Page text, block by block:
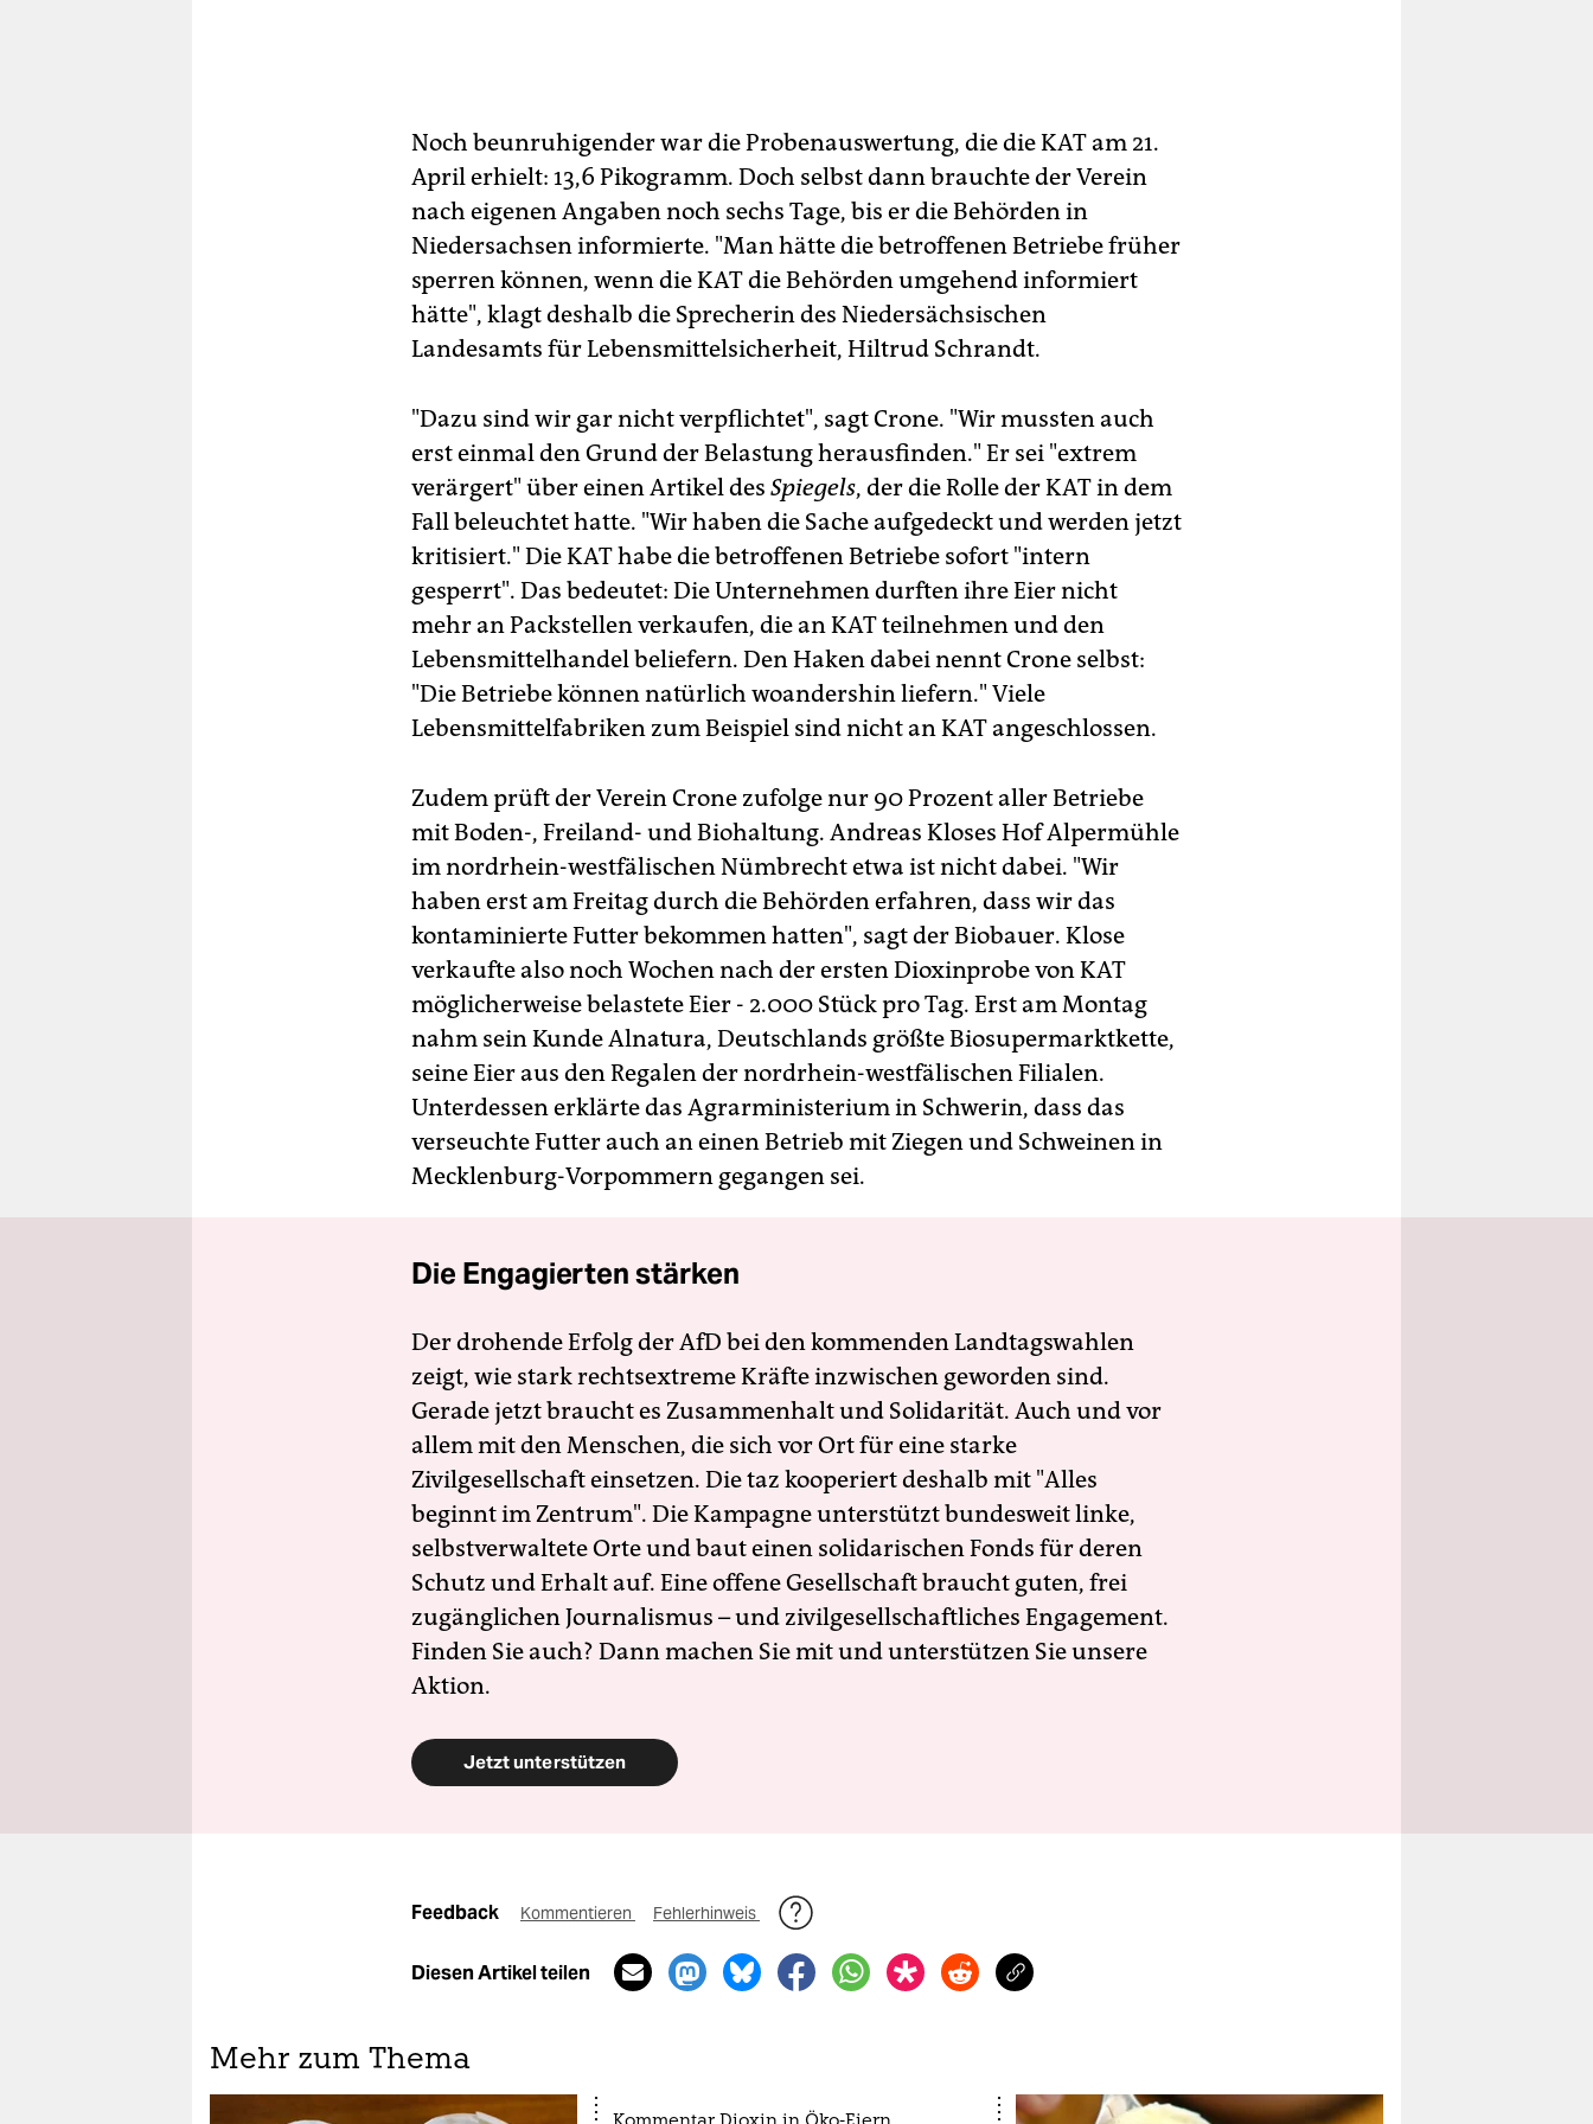
Noch beunruhigender war die Probenauswertung, die die KAT am 21.
April erhielt: 13,6 Pikogramm. Doch selbst dann brauchte der Verein
nach eigenen Angaben noch sechs Tage, bis er die Behörden in
Niedersachsen informierte. "Man hätte die betroffenen Betriebe früher
sperren können, wenn die KAT die Behörden umgehend informiert
hätte", klagt deshalb die Sprecherin des Niedersächsischen
Landesamts für Lebensmittelsicherheit, Hiltrud Schrandt.
"Dazu sind wir gar nicht verpflichtet", sagt Crone. "Wir mussten auch
erst einmal den Grund der Belastung herausfinden." Er sei "extrem
verärgert" über einen Artikel des Spiegels, der die Rolle der KAT in dem
Fall beleuchtet hatte. "Wir haben die Sache aufgedeckt und werden jetzt
kritisiert." Die KAT habe die betroffenen Betriebe sofort "intern
gesperrt". Das bedeutet: Die Unternehmen durften ihre Eier nicht
mehr an Packstellen verkaufen, die an KAT teilnehmen und den
Lebensmittelhandel beliefern. Den Haken dabei nennt Crone selbst:
"Die Betriebe können natürlich woandershin liefern." Viele
Lebensmittelfabriken zum Beispiel sind nicht an KAT angeschlossen.
Zudem prüft der Verein Crone zufolge nur 90 Prozent aller Betriebe
mit Boden-, Freiland- und Biohaltung. Andreas Kloses Hof Alpermühle
im nordrhein-westfälischen Nümbrecht etwa ist nicht dabei. "Wir
haben erst am Freitag durch die Behörden erfahren, dass wir das
kontaminierte Futter bekommen hatten", sagt der Biobauer. Klose
verkaufte also noch Wochen nach der ersten Dioxinprobe von KAT
möglicherweise belastete Eier - 2.000 Stück pro Tag. Erst am Montag
nahm sein Kunde Alnatura, Deutschlands größte Biosupermarktkette,
seine Eier aus den Regalen der nordrhein-westfälischen Filialen.
Unterdessen erklärte das Agrarministerium in Schwerin, dass das
verseuchte Futter auch an einen Betrieb mit Ziegen und Schweinen in
Mecklenburg-Vorpommern gegangen sei.
Die Engagierten stärken
Der drohende Erfolg der AfD bei den kommenden Landtagswahlen
zeigt, wie stark rechtsextreme Kräfte inzwischen geworden sind.
Gerade jetzt braucht es Zusammenhalt und Solidarität. Auch und vor
allem mit den Menschen, die sich vor Ort für eine starke
Zivilgesellschaft einsetzen. Die taz kooperiert deshalb mit "Alles
beginnt im Zentrum". Die Kampagne unterstützt bundesweit linke,
selbstverwaltete Orte und baut einen solidarischen Fonds für deren
Schutz und Erhalt auf. Eine offene Gesellschaft braucht guten, frei
zugänglichen Journalismus – und zivilgesellschaftliches Engagement.
Finden Sie auch? Dann machen Sie mit und unterstützen Sie unsere
Aktion.
Jetzt unterstützen
Feedback Kommentieren Fehlerhinweis
Diesen Artikel teilen
Mehr zum Thema